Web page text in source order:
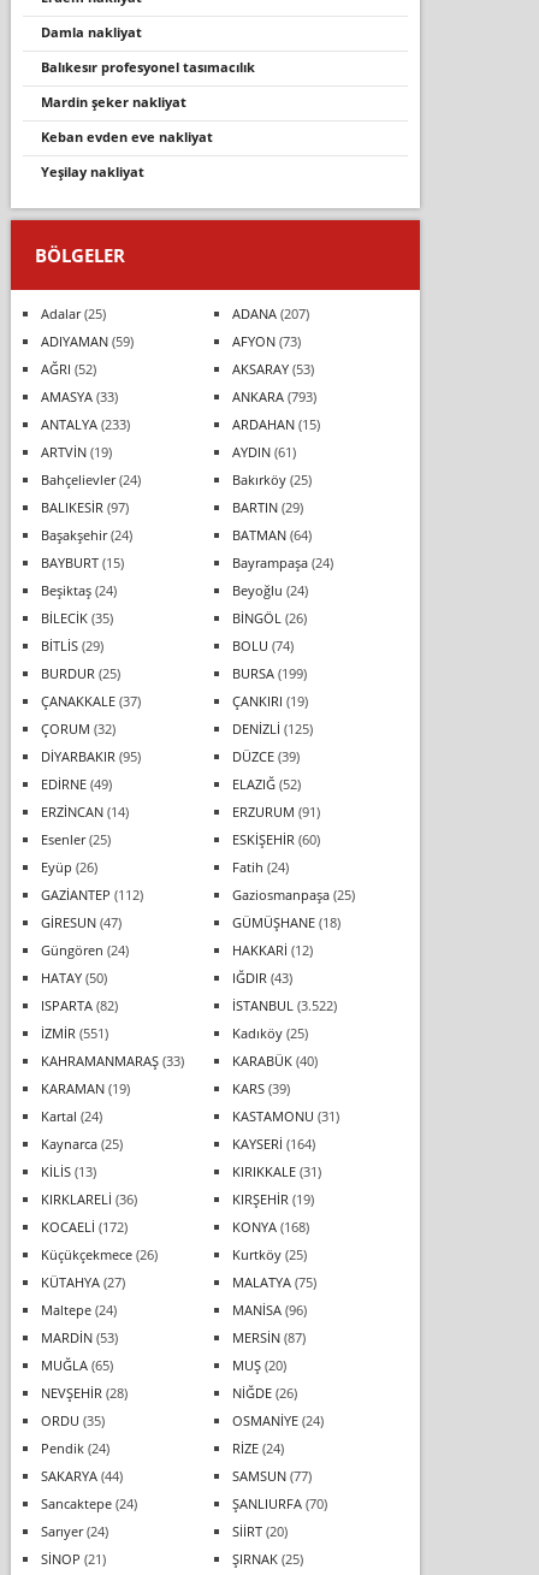
damla nakliyat
balikesir profesyonel tasimacilik
mardin şeker nakliyat
keban evden eve nakli̇yat
yeşilay nakliyat
BÖLGELER
Adalar(25) ADANA(207)
ADIYAMAN(59) AFYON(73)
AĞRI (52) AKSARAY(53)
AMASYA(33) ANKARA(793)
ANTALYA(233) ARDAHAN(15)
ARTVİN(19) AYDIN(61)
Bahçelievler(24) Bakırköy(25)
BALIKESİR (97) BARTIN(29)
Başakşehir(24) BATMAN(64)
BAYBURT(15) Bayrampaşa(24)
Beşiktaş(24) Beyoğlu (24)
BİLECİK(35) BİNGÖL (26)
BİTLİS(29) BOLU (74)
BURDUR (25) BURSA(199)
ÇANAKKALE(37) ÇANKIRI (19)
ÇORUM (32) DENİZLİ (125)
DİYARBAKIR (95) DÜZCE(39)
EDİRNE(49) ELAZIĞ(52)
ERZİNCAN(14) ERZURUM (91)
Esenler(25) ESKİŞEHİR (60)
Eyüp (26) Fatih (24)
GAZİANTEP (112) Gaziosmanpaşa(25)
GİRESUN(47) GÜMÜŞHANE(18)
Güngören (24) HAKKARİ (12)
HATAY(50) IĞDIR (43)
ISPARTA(82) İSTANBUL (3.522)
İZMİR (551) Kadıköy(25)
KAHRAMANMARAŞ(33) KARABÜK(40)
KARAMAN(19) KARS(39)
Kartal (24) KASTAMONU (31)
Kaynarca(25) KAYSERİ (164)
KİLİS(13) KIRIKKALE(31)
KIRKLARELİ (36) KIRŞEHİR (19)
KOCAELİ (172) KONYA(168)
Küçükçekmece(26) Kurtköy(25)
KÜTAHYA(27) MALATYA(75)
Maltepe(24) MANİSA(96)
MARDİN(53) MERSİN(87)
MUĞLA(65) MUŞ(20)
NEVŞEHİR (28) NİĞDE(26)
ORDU (35) OSMANİYE(24)
Pendik(24) RİZE(24)
SAKARYA(44) SAMSUN(77)
Sancaktepe(24) ŞANLIURFA(70)
Sarıyer(24) SİİRT(20)
SİNOP (21) ŞIRNAK(25)